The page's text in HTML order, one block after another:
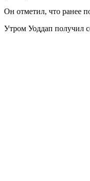
Он отметил, что ранее
Утром Уоддап получил